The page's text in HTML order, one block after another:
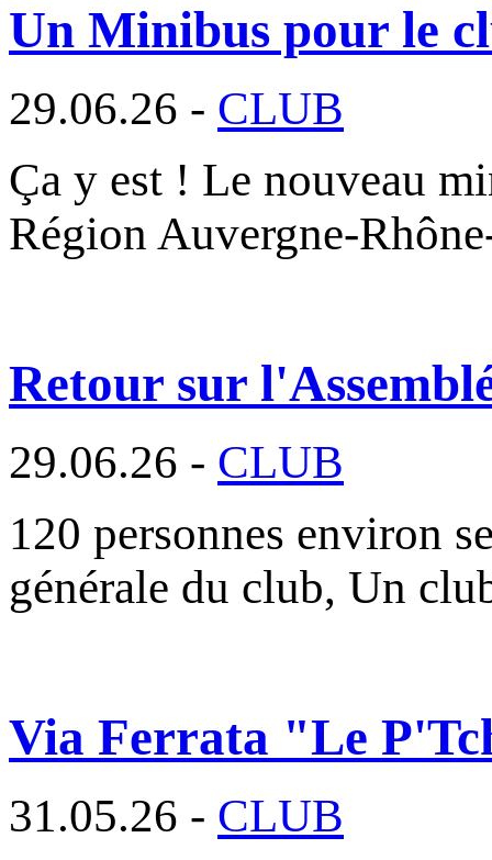
Un Minibus pour le
29.06.26 - CLUB
Ça y est ! Le nouveau
Région Auvergne-
Retour sur
29.06.26 - CLUB
120 personnes environ
générale du club, Un
Via Ferrata "Le
31.05.26 - CLUB